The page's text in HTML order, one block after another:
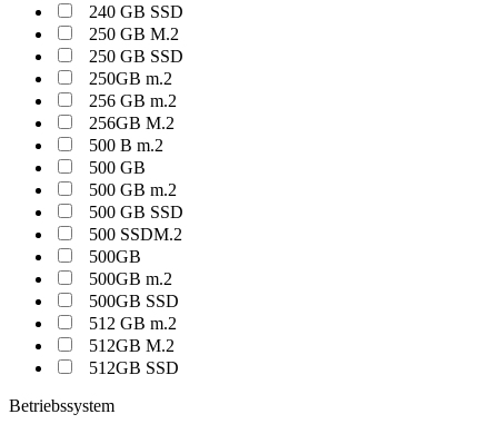
240 GB SSD
250 GB M.2
250 GB SSD
250GB m.2
256 GB m.2
256GB M.2
500 B m.2
500 GB
500 GB m.2
500 GB SSD
500 SSDM.2
500GB
500GB m.2
500GB SSD
512 GB m.2
512GB M.2
512GB SSD
Betriebssystem